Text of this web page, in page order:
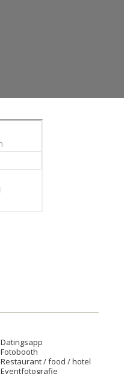
Datingsapp
Fotobooth
Restaurant / food / hotel
Eventfotografie